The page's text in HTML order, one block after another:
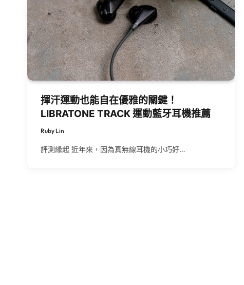
揮汗運動也能自在優雅的關鍵！
LIBRATONE TRACK 運動藍牙耳機推薦
Ruby Lin
評測緣起 近年來，因為真無線耳機的小巧好…